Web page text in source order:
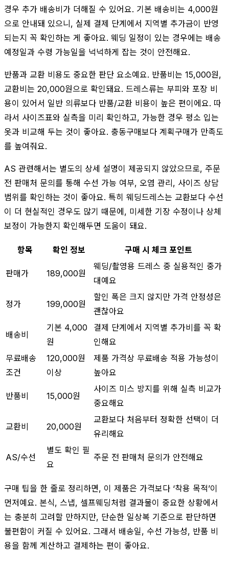
경우 추가 배송비가 더해질 수 있어요. 기본 배송비는 4,000원
으로 안내돼 있으니, 실제 결제 단계에서 지역별 추가금이 반영
되는지 꼭 확인하는 게 좋아요. 웨딩 일정이 있는 경우에는 배송
예정일과 수령 가능일을 넉넉하게 잡는 것이 안전해요.
반품과 교환 비용도 중요한 판단 요소예요. 반품비는 15,000원,
교환비는 20,000원으로 확인돼요. 드레스류는 부피와 포장 비
용이 있어서 일반 의류보다 반품/교환 비용이 높은 편이에요. 따
라서 사이즈표와 실측을 미리 확인하고, 가능한 경우 평소 입는
옷과 비교해 두는 것이 좋아요. 충동구매보다 계획구매가 만족도
를 높여줘요.
AS 관련해서는 별도의 상세 설명이 제공되지 않았으므로, 주문
전 판매처 문의를 통해 수선 가능 여부, 오염 관리, 사이즈 상담
범위를 확인하는 것이 좋아요. 특히 웨딩드레스는 교환보다 수선
이 더 현실적인 경우도 많기 때문에, 미세한 기장 수정이나 상체
보정이 가능한지 확인해두면 도움이 돼요.
항목 확인 정보 구매 시 체크 포인트
판매가 189,000원
웨딩/촬영용 드레스 중 실용적인 중가
대예요
정가 199,000원
할인 폭은 크지 않지만 가격 안정성은
괜찮아요
배송비
기본 4,000
원
결제 단계에서 지역별 추가비를 꼭 확
인해요
무료배송
조건
120,000원
이상
제품 가격상 무료배송 적용 가능성이
높아요
반품비 15,000원
사이즈 미스 방지를 위해 실측 비교가
중요해요
교환비 20,000원
교환보다 처음부터 정확한 선택이 더
유리해요
AS/수선
별도 확인 필
요
주문 전 판매처 문의가 안전해요
구매 팁을 한 줄로 정리하면, 이 제품은 가격보다 ‘착용 목적’이
먼저예요. 본식, 스냅, 셀프웨딩처럼 결과물이 중요한 상황에서
는 충분히 고려할 만하지만, 단순한 일상복 기준으로 판단하면
불편함이 커질 수 있어요. 그래서 배송일, 수선 가능성, 반품 비
용을 함께 계산하고 결제하는 편이 좋아요.